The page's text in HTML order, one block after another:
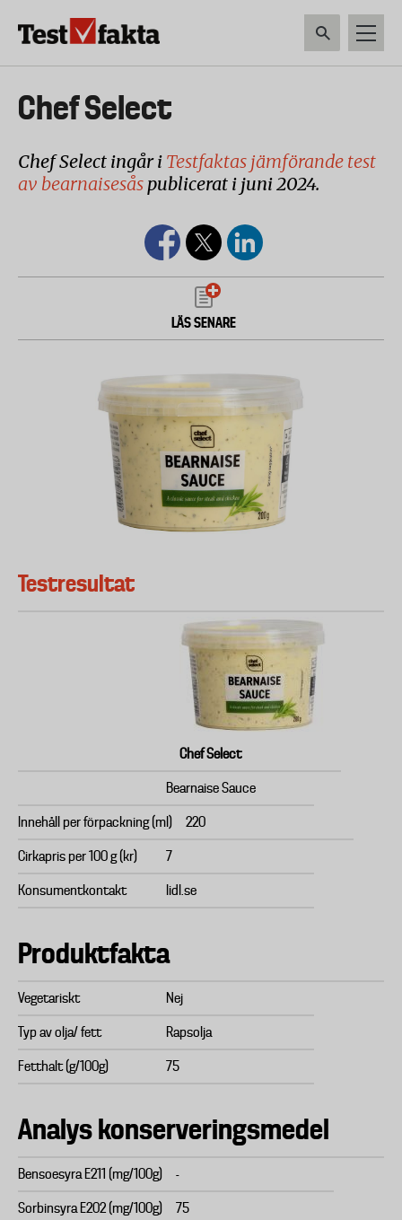
Huvudmeny
ny
Chef Select
Chef Select ingår i Testfaktas jämförande test
av bearnaisesås publicerat i juni 2024.
LÄS SENARE
Testresultat
Chef Select
Bearnaise Sauce
Innehåll per förpackning (ml) 220
Cirkapris per 100 g (kr) 7
Konsumentkontakt lidl.se
Produktfakta
Vegetariskt Nej
Typ av olja/ fett Rapsolja
Fetthalt (g/100g) 75
Analys konserveringsmedel
Bensoesyra E211 (mg/100g) -
Sorbinsyra E202 (mg/100g) 75